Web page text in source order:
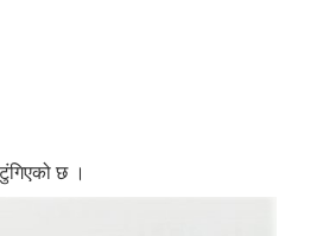
छ ।